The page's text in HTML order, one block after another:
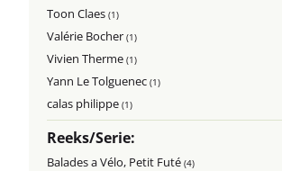
Toon Claes(1)
Valérie Bocher(1)
Vivien Therme(1)
Yann Le Tolguenec(1)
calas philippe(1)
Reeks/Serie:
Balades a Vélo, Petit Futé(4)